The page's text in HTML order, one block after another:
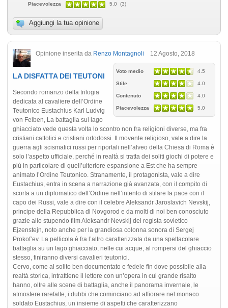
Piacevolezza
5.0 (3)
Aggiungi la tua opinione
Opinione inserita da Renzo Montagnoli 12 Agosto, 2018
Voto medio 4.5
Stile 4.0
Contenuto 4.0
Piacevolezza 5.0
LA DISFATTA DEI TEUTONI
Secondo romanzo della trilogia
dedicata al cavaliere dell’Ordine
Teutonico Eustachius Karl Ludvig
von Felben, La battaglia sul lago
ghiacciato vede questa volta lo scontro non fra religioni diverse, ma fra
cristiani cattolici e cristiani ortodossi. Il movente religioso, vale a dire la
guerra agli scismatici russi per riportali nell’alveo della Chiesa di Roma è
solo l’aspetto ufficiale, perché in realtà si tratta dei soliti giochi di potere e
più in particolare di quell’ulteriore espansione a Est che ha sempre
animato l’Ordine Teutonico. Stranamente, il protagonista, vale a dire
Eustachius, entra in scena a narrazione già avanzata, con il compito di
scorta a un diplomatico dell’Ordine nell’intento di stilare la pace con il
capo dei Russi, vale a dire con il celebre Aleksandr Jaroslavich Nevskij,
principe della Repubblica di Novgorod e da molti di noi ben conosciuto
grazie allo stupendo film Aleksandr Nevskij del regista sovietico
Ejzenstejn, noto anche per la grandiosa colonna sonora di Sergej
Prokof’ev. La pellicola è fra l’altro caratterizzata da una spettacolare
battaglia su un lago ghiacciato, nelle cui acque, al rompersi del ghiaccio
stesso, finiranno diversi cavalieri teutonici.
Cervo, come al solito ben documentato e fedele fin dove possibile alla
realtà storica, intrattiene il lettore con un’opera in cui grande risalto
hanno, oltre alle scene di battaglia, anche il panorama invernale, le
atmosfere rarefatte, i dubbi che cominciano ad affiorare nel monaco
soldato Eustachius, un insieme di aspetti che caratterizzano